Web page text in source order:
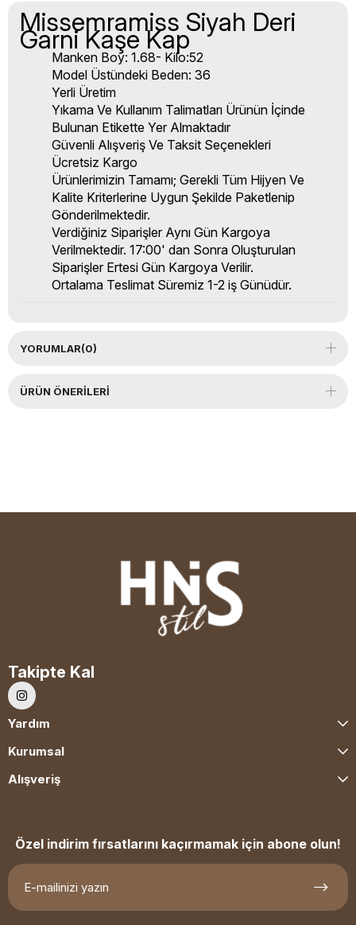
Missemramiss Siyah Deri
Garni Kaşe Kap
Manken Boy: 1.68- Kilo:52
Model Üstündeki Beden: 36
Yerli Üretim
Yıkama Ve Kullanım Talimatları Ürünün İçinde
Bulunan Etikette Yer Almaktadır
Güvenli Alışveriş Ve Taksit Seçenekleri
Ücretsiz Kargo
Ürünlerimizin Tamamı; Gerekli Tüm Hijyen Ve
Kalite Kriterlerine Uygun Şekilde Paketlenip
Gönderilmektedir.
Verdiğiniz Siparişler Aynı Gün Kargoya
Verilmektedir. 17:00' dan Sonra Oluşturulan
Siparişler Ertesi Gün Kargoya Verilir.
Ortalama Teslimat Süremiz 1-2 iş Günüdür.
YORUMLAR(0)
ÜRÜN ÖNERILERI
Takipte Kal
Yardım
Kurumsal
Alışveriş
Özel indirim fırsatlarını kaçırmamak için abone olun!